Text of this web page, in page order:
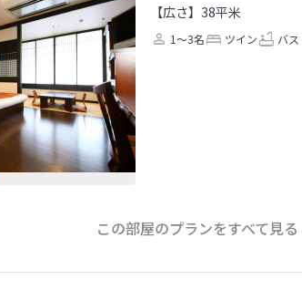
【広さ】38平米
1～3名 ツイン バス
この部屋のプランをすべて見る